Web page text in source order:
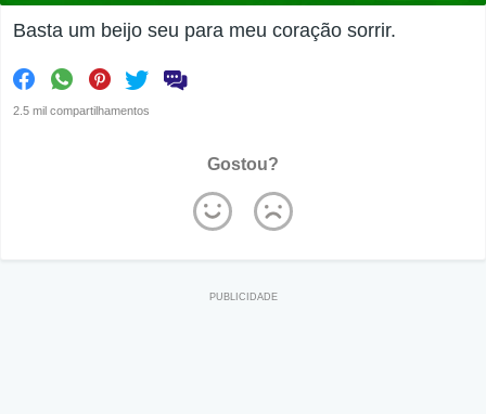
Basta um beijo seu para meu coração sorrir.
2.5 mil compartilhamentos
Gostou?